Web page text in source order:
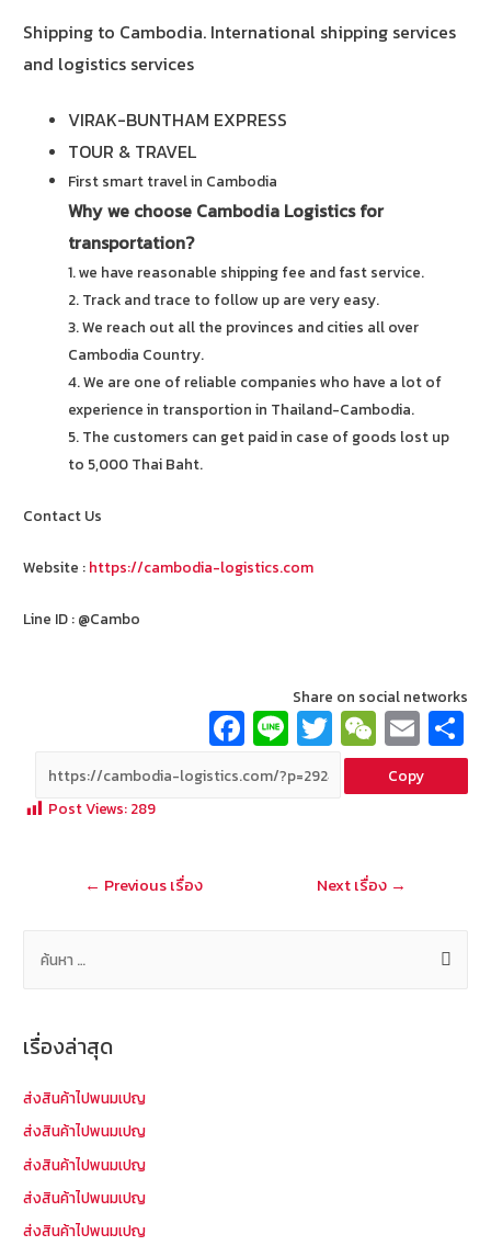
Shipping to Cambodia. International shipping services
and logistics services
VIRAK-BUNTHAM EXPRESS
TOUR & TRAVEL
First smart travel in Cambodia
Why we choose Cambodia Logistics for
transportation?
1. we have reasonable shipping fee and fast service.
2. Track and trace to follow up are very easy.
3. We reach out all the provinces and cities all over
Cambodia Country.
4. We are one of reliable companies who have a lot of
experience in transportion in Thailand-Cambodia.
5. The customers can get paid in case of goods lost up
to 5,000 Thai Baht.
Contact Us
Website : https://cambodia-logistics.com
Line ID : @Cambo
Share on social networks
Fa
ce
b
Li
n
e
T
wi
tt
W
e
C
at
E
m
ai
Copy
Post Views: 289
แนะแนว
← Previous เรื่อง Next เรื่อง →
ห
รั
เรื่องล่าสุด
ส่งสินค้าไปพนมเปญ
ส่งสินค้าไปพนมเปญ
ส่งสินค้าไปพนมเปญ
ส่งสินค้าไปพนมเปญ
ส่งสินค้าไปพนมเปญ